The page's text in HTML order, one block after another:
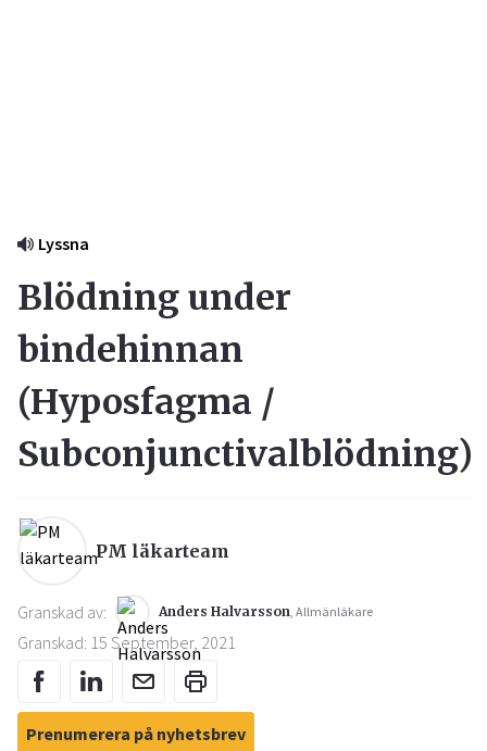
Lyssna
Blödning under
bindehinnan
(Hyposfagma /
Subconjunctivalblödning)
PM läkarteam
Granskad av: Anders Halvarsson, Allmänläkare
Granskad: 15 September, 2021
Prenumerera på nyhetsbrev